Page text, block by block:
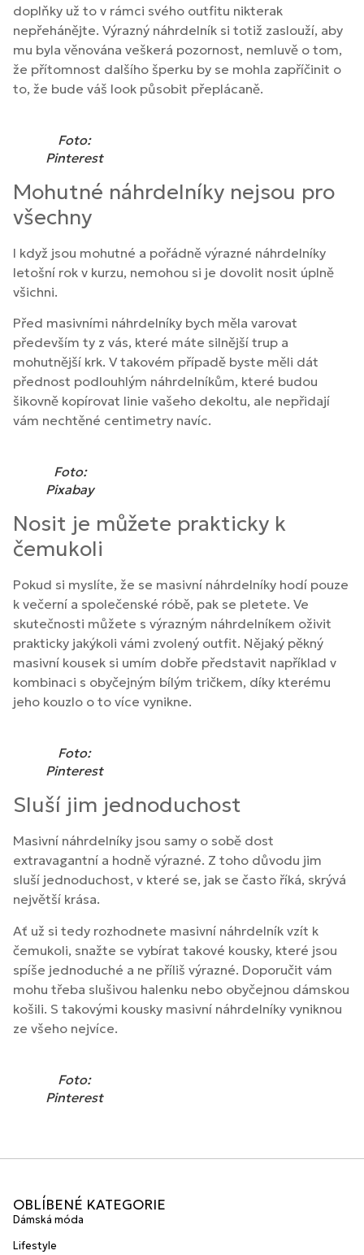
doplňky už to v rámci svého outfitu nikterak
nepřehánějte. Výrazný náhrdelník si totiž zaslouží, aby
mu byla věnována veškerá pozornost, nemluvě o tom,
že přítomnost dalšího šperku by se mohla zapříčinit o
to, že bude váš look působit přeplácaně.
Foto:
Pinterest
Mohutné náhrdelníky nejsou pro
všechny
I když jsou mohutné a pořádně výrazné náhrdelníky
letošní rok v kurzu, nemohou si je dovolit nosit úplně
všichni.
Před masivními náhrdelníky bych měla varovat
především ty z vás, které máte silnější trup a
mohutnější krk. V takovém případě byste měli dát
přednost podlouhlým náhrdelníkům, které budou
šikovně kopírovat linie vašeho dekoltu, ale nepřidají
vám nechtěné centimetry navíc.
Foto:
Pixabay
Nosit je můžete prakticky k
čemukoli
Pokud si myslíte, že se masivní náhrdelníky hodí pouze
k večerní a společenské róbě, pak se pletete. Ve
skutečnosti můžete s výrazným náhrdelníkem oživit
prakticky jakýkoli vámi zvolený outfit. Nějaký pěkný
masivní kousek si umím dobře představit například v
kombinaci s obyčejným bílým tričkem, díky kterému
jeho kouzlo o to více vynikne.
Foto:
Pinterest
Sluší jim jednoduchost
Masivní náhrdelníky jsou samy o sobě dost
extravagantní a hodně výrazné. Z toho důvodu jim
sluší jednoduchost, v které se, jak se často říká, skrývá
největší krása.
Ať už si tedy rozhodnete masivní náhrdelník vzít k
čemukoli, snažte se vybírat takové kousky, které jsou
spíše jednoduché a ne příliš výrazné. Doporučit vám
mohu třeba slušivou halenku nebo obyčejnou dámskou
košili. S takovými kousky masivní náhrdelníky vyniknou
ze všeho nejvíce.
Foto:
Pinterest
OBLÍBENÉ KATEGORIE
Dámská móda
Lifestyle